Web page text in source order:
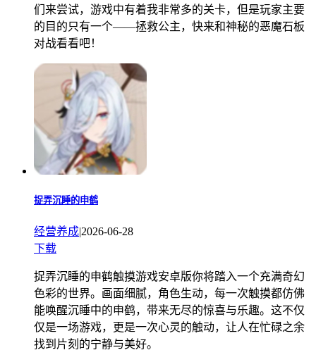
们来尝试，游戏中有着我非常多的关卡，但是玩家主要
的目的只有一个——拯救公主，快来和神秘的恶魔石板
对战看看吧！
捉弄沉睡的申鹤
经营养成|2026-06-28
下载
捉弄沉睡的申鹤触摸游戏安卓版你将踏入一个充满奇幻
色彩的世界。画面细腻，角色生动，每一次触摸都仿佛
能唤醒沉睡中的申鹤，带来无尽的惊喜与乐趣。这不仅
仅是一场游戏，更是一次心灵的触动，让人在忙碌之余
找到片刻的宁静与美好。